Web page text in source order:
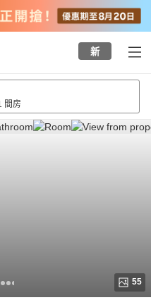
新
間房
55